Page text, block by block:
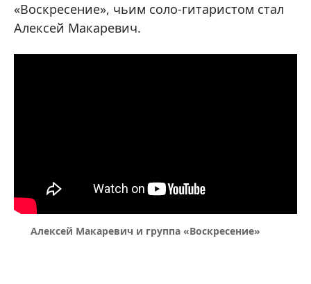
«Воскресение», чьим соло-гитаристом стал
Алексей Макаревич.
Алексей Макаревич и группа «Воскресение»